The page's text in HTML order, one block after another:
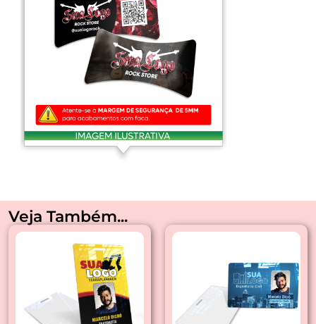
Veja Também...